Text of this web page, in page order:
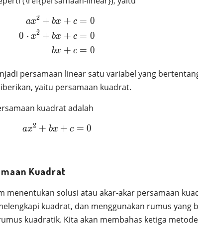
\begin{aligned} ax^2 + bx + c
ax2 + bx + c
0 ⋅ x2 + bx + c
bx + c
= 0
= 0
= 0
persamaan linear satu variabel yang
yaitu persamaan kuadrat.
kuadrat adalah
ax^2 + bx + c = 0
ax2 + bx + c = 0
Kuadrat
menentukan solusi atau akar-akar persamaan
kuadrat, dan menggunakan rumus yang
kuadratik. Kita akan membahas ketiga